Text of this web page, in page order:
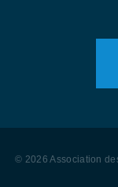
© 2026 Association